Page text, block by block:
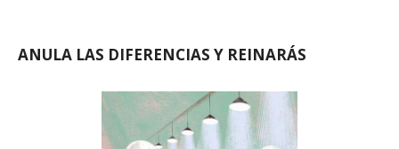
ANULA LAS DIFERENCIAS Y REINARÁS